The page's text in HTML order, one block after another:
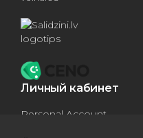
Личный кабинет
Personal Account